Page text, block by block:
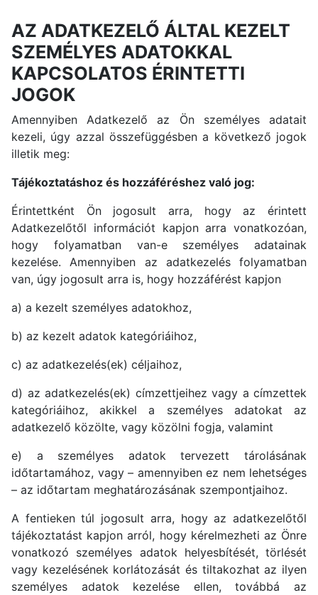
AZ ADATKEZELŐ ÁLTAL KEZELT
SZEMÉLYES ADATOKKAL
KAPCSOLATOS ÉRINTETTI
JOGOK
Amennyiben Adatkezelő az Ön személyes adatait
kezeli, úgy azzal összefüggésben a következő jogok
illetik meg:
Tájékoztatáshoz és hozzáféréshez való jog:
Érintettként Ön jogosult arra, hogy az érintett
Adatkezelőtől információt kapjon arra vonatkozóan,
hogy folyamatban van-e személyes adatainak
kezelése. Amennyiben az adatkezelés folyamatban
van, úgy jogosult arra is, hogy hozzáférést kapjon
a) a kezelt személyes adatokhoz,
b) az kezelt adatok kategóriáihoz,
c) az adatkezelés(ek) céljaihoz,
d) az adatkezelés(ek) címzettjeihez vagy a címzettek
kategóriáihoz, akikkel a személyes adatokat az
adatkezelő közölte, vagy közölni fogja, valamint
e) a személyes adatok tervezett tárolásának
időtartamához, vagy – amennyiben ez nem lehetséges
– az időtartam meghatározásának szempontjaihoz.
A fentieken túl jogosult arra, hogy az adatkezelőtől
tájékoztatást kapjon arról, hogy kérelmezheti az Önre
vonatkozó személyes adatok helyesbítését, törlését
vagy kezelésének korlátozását és tiltakozhat az ilyen
személyes adatok kezelése ellen, továbbá az